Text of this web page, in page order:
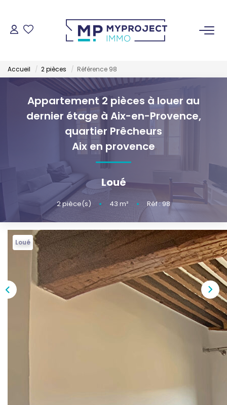
LOUER
VENDRE
ESTIMER
GESTION LOCATIVE
NOS AGENCES
Qui Sommes-Nous
Notre Équipe
Nous Rejoindre
Nos Actualités
Accueil 2 pièces Référence 98
Appartement 2 pièces à louer au
dernier étage à Aix-en-Provence,
quartier Prêcheurs
Aix en provence
Loué
2pièce(s) • 43 m² • Réf : 98
Loué